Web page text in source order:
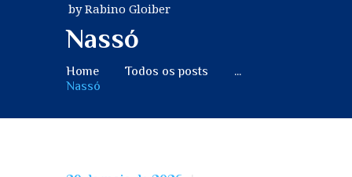
by Rabino Gloiber
Nassó
Home Todos os posts
...
Nassó
ALEGRIA
TZEDAKÁ
VIVENDO O JUDAISMO
MASHIA’H E GUEULÁ